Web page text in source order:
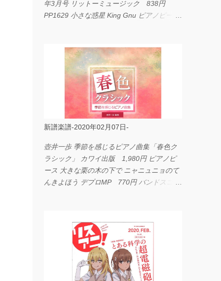
年3月号 リットーミュージック 838円
PP1629 小さな惑星 King Gnu ピアノピース
LOVE... Official髭男dism バンドピース フェ
アリー 825円
新譜楽譜-2020年02月07日-
壺井一歩 季節を感じるピアノ曲集「春色ク
ラシック」 カワイ出版 1,980円 ピアノピ
ース 大きな栗の木の下で ニャニュニョのて
んきよほう デプロMP 770円 バンドスコア
ス I LOVE．．． Official髭男dism やさしく
弾ける ピアノピース フェアリー 660円
BP2225 Kingdom of the Heavens 春畑道哉
バンドピース フェアリー 825円